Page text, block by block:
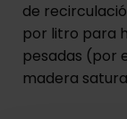
de
por litro para
pesadas (por
madera